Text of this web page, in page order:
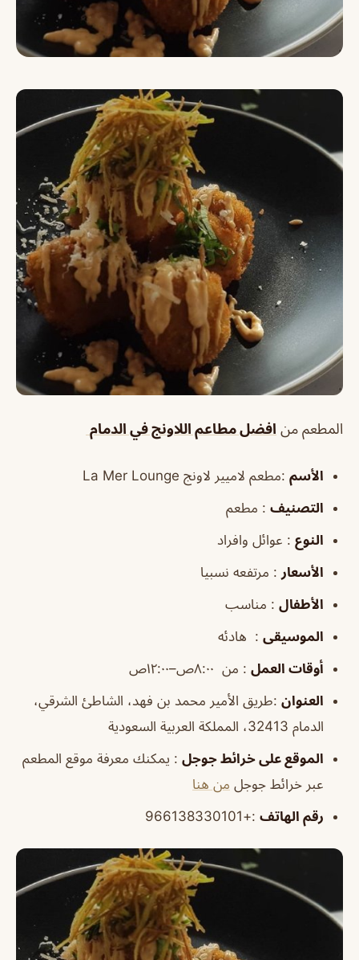
المطعم من افضل مطاعم اللاونج في الدمام
الأسم :مطعم لاميير لاونج La Mer Lounge
التصنيف : مطعم
النوع : عوائل وافراد
الأسعار : مرتفعه نسبيا
الأطفال : مناسب
الموسيقى : هادئه
أوقات العمل : من ٨:٠٠ص–١٢:٠٠ص
العنوان :طريق الأمير محمد بن فهد، الشاطئ الشرقي،
الدمام 32413، المملكة العربية السعودية
الموقع على خرائط جوجل : يمكنك معرفة موقع المطعم
عبر خرائط جوجل من هنا
رقم الهاتف :+966138330101